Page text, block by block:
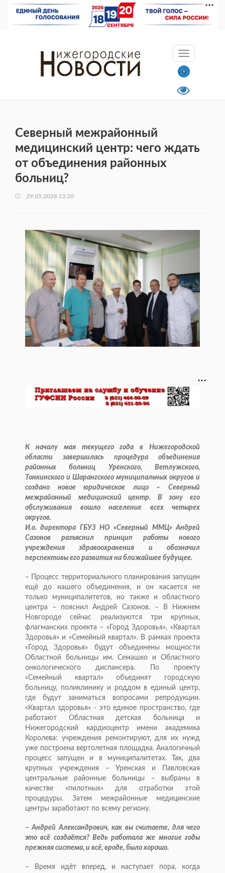
Северный межрайонный
медицинский центр: чего ждать
от объединения районных
больниц?
29.05.2026 13:20
К началу мая текущего года в Нижегородской
области завершилась процедура объединения
районных больниц Уренского, Ветлужского,
Тонкинского и Шарангского муниципальных округов и
создано новое юридическое лицо – Северный
межрайонный медицинский центр. В зону его
обслуживания вошло население всех четырех
округов.
И.о. директора ГБУЗ НО «Северный ММЦ» Андрей
Сазонов разъяснил принцип работы нового
учреждения здравоохранения и обозначил
перспективы его развития на ближайшее будущее.
– Процесс территориального планирования запущен
ещё до нашего объединения, и он касается не
только муниципалитетов, но также и областного
центра – пояснил Андрей Сазонов. – В Нижнем
Новгороде сейчас реализуются три крупных,
флагманских проекта – «Город Здоровья», «Квартал
Здоровья» и «Семейный квартал». В рамках проекта
«Город Здоровья» будут объединены мощности
Областной больницы им. Семашко и Областного
онкологического диспансера. По проекту
«Семейный квартал» объединят городскую
больницу, поликлинику и роддом в единый центр,
где будут заниматься вопросами репродукции.
«Квартал здоровья» - это единое пространство, где
работают Областная детская больница и
Нижегородский кардиоцентр имени академика
Королева: учреждения ремонтируют, для их нужд
уже построена вертолетная площадка. Аналогичный
процесс запущен и в муниципалитетах. Так, два
крупных учреждения – Уренская и Павловская
центральные районные больницы – выбраны в
качестве «пилотных» для отработки этой
процедуры. Затем межрайонные медицинские
центры заработают по всему региону.
– Андрей Александрович, как вы считаете, для чего
это всё создаётся? Ведь работала же многие годы
прежняя система, и всё, вроде, было хорошо.
– Время идёт вперед, и наступает пора, когда